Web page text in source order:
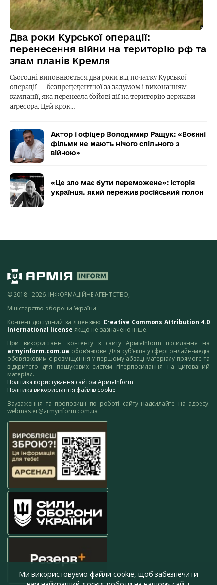
Два роки Курської операції:
перенесення війни на територію рф та
злам планів Кремля
Сьогодні виповнюється два роки від початку Курської
операції — безпрецедентної за задумом і виконанням
кампанії, яка перенесла бойові дії на територію держави-
агресора. Цей крок…
Актор і офіцер Володимир Ращук: «Воєнні
фільми не мають нічого спільного з
війною»
«Це зло має бути переможене»: історія
українця, який пережив російський полон
© 2018 - 2026, ІНФОРМАЦІЙНЕ АГЕНТСТВО,
Міністерство оборони України
Контент доступний за ліцензією Creative Commons Attribution 4.0
International license якщо не зазначено інше.
При використанні контенту з сайту АрміяInform посилання на
armyinform.com.ua обов’язкове. Для суб’єктів у сфері онлайн-медіа
обов’язковим є розміщення у першому абзаці матеріалу прямого та
відкритого для пошукових систем гіперпосилання на цитований
матеріал.
Політика користування сайтом АрміяInform
Політика використання файлів cookie
Зауваження та пропозиції по роботі сайту надсилайте на адресу:
webmaster@armyinform.com.ua
Ми використовуємо файли cookie, щоб забезпечити